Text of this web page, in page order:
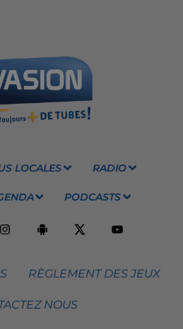
LOCALES RADIO
PODCASTS
RÈGLEMENT DES JEUX
NOUS